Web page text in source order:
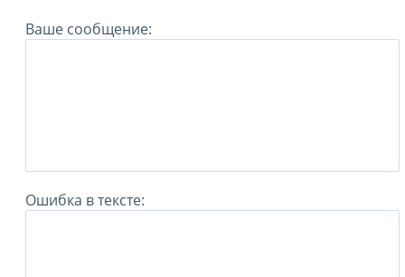
Ваше сообщение:
Ошибка в тексте: